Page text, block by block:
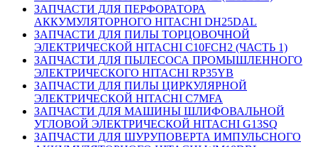
ЗАПЧАСТИ ДЛЯ ПЕРФОРАТОРА
АККУМУЛЯТОРНОГО HITACHI DH25DAL
ЗАПЧАСТИ ДЛЯ ПИЛЫ ТОРЦОВОЧНОЙ
ЭЛЕКТРИЧЕСКОЙ HITACHI C10FCH2 (ЧАСТЬ 1)
ЗАПЧАСТИ ДЛЯ ПЫЛЕСОСА ПРОМЫШЛЕННОГО
ЭЛЕКТРИЧЕСКОГО HITACHI RP35YB
ЗАПЧАСТИ ДЛЯ ПИЛЫ ЦИРКУЛЯРНОЙ
ЭЛЕКТРИЧЕСКОЙ HITACHI C7MFA
ЗАПЧАСТИ ДЛЯ МАШИНЫ ШЛИФОВАЛЬНОЙ
УГЛОВОЙ ЭЛЕКТРИЧЕСКОЙ HITACHI G13SQ
ЗАПЧАСТИ ДЛЯ ШУРУПОВЕРТА ИМПУЛЬСНОГО